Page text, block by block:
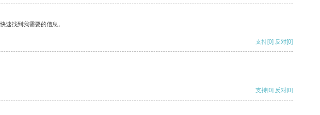
速找到我需要的信息。
支持[0] 反对[0]
支持[0] 反对[0]